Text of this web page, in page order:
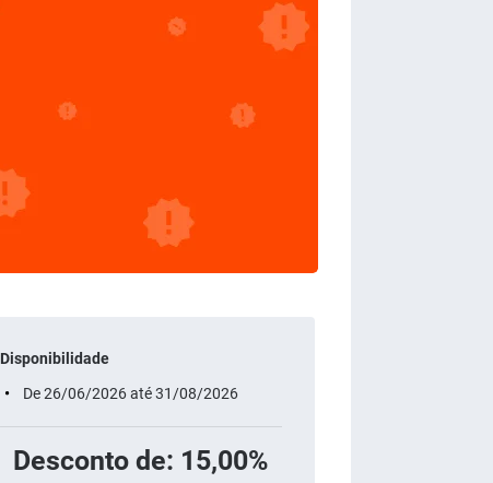
Disponibilidade
De 26/06/2026 até 31/08/2026
Desconto de: 15,00%